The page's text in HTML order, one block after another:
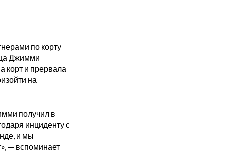
по корту
Джимми
корт и прервала
на
получил в
инциденту с
и мы
— вспоминает